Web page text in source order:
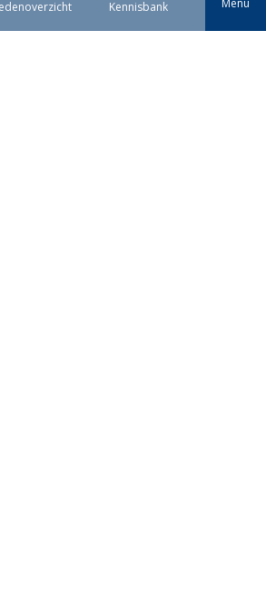
Kennisbank Menu